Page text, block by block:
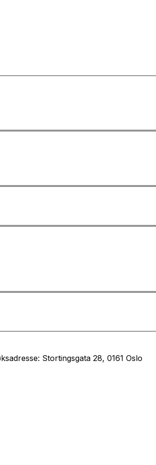
Stortingsgata 28, 0161 Oslo